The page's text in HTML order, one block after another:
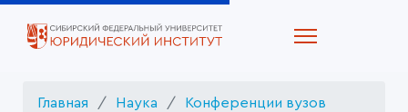
Главная Наука Конференции вузов